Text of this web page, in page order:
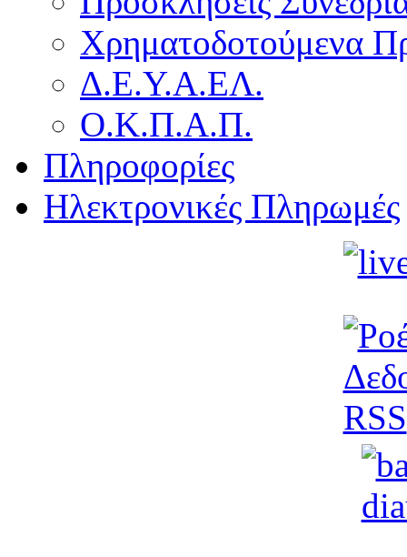
Χρηματοδοτούμενα
Δ.Ε.Υ.Α.ΕΛ.
Ο.Κ.Π.Α.Π.
Πληροφορίες
Ηλεκτρονικές Πληρωμές